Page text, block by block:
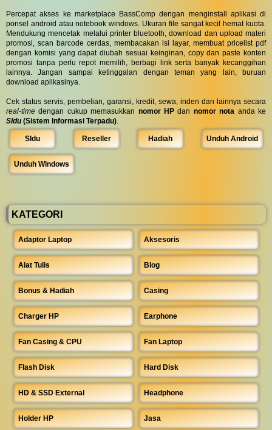
Percepat akses ke marketplace BassComp dengan menginstall aplikasi di
ponsel android atau notebook windows. Ukuran file sangat kecil hemat kuota.
Mendukung mencetak melalui printer bluetooth, download dan upload materi
promosi, scan barcode cerdas, membacakan isi layar, membuat pricelist pdf
dengan komisi yang dapat diubah sesuai keinginan, copy dan paste konten
promosi tanpa perlu repot memilih, berbagi link serta banyak kecanggihan
lainnya. Jangan sampai ketinggalan dengan teman yang lain, buruan
download aplikasinya.
Cek status servis, pembelian, garansi, kredit, sewa, inden dan lainnya secara
real-time dengan cukup memasukkan nomor HP dan nomor nota anda ke
SIdu (Sistem Informasi Terpadu).
SIdu Reseller Hadiah Unduh Android
Unduh Windows
KATEGORI
Adaptor Laptop Aksesoris
Alat Tulis Blog
Bonus & Hadiah Casing
Charger HP Earphone
Fan Casing & CPU Fan Laptop
Flash Disk Hard Disk
HD & SSD External Headphone
Holder HP Jasa